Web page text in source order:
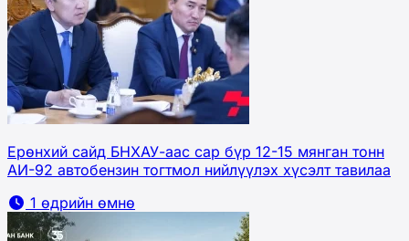
Ерөнхий сайд БНХАУ-аас сар бүр 12-15 мянган тонн
АИ-92 автобензин тогтмол нийлүүлэх хүсэлт тавилаа
1 өдрийн өмнө